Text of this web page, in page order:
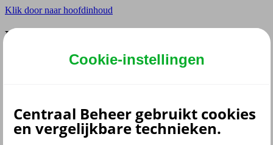
Klik door naar hoofdinhoud
Hoofdmenu navigatie zakelijk
Instellingen
Cookie-instellingen
Centraal Beheer gebruikt cookies
en vergelijkbare technieken.